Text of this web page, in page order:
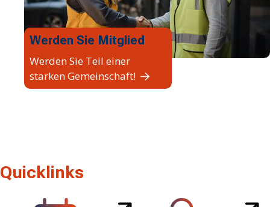
Werden Sie Mitglied
Werden Sie Teil einer
starken Gemeinschaft!
Quicklinks